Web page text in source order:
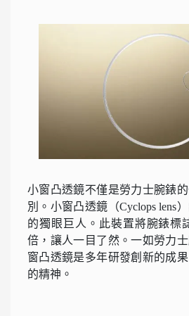
小窗凸透鏡不僅是勞力士腕錶
別。小窗凸透鏡（Cyclops lens
的獨眼巨人。此裝置將腕錶標
倍，讓人一目了然。一如勞力
窗凸透鏡是多年研發創新的成
的精神。